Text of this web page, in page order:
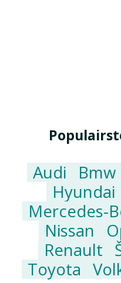
Audi Bmw
Hyundai
Mercedes-
Nissan
Renault
Toyota